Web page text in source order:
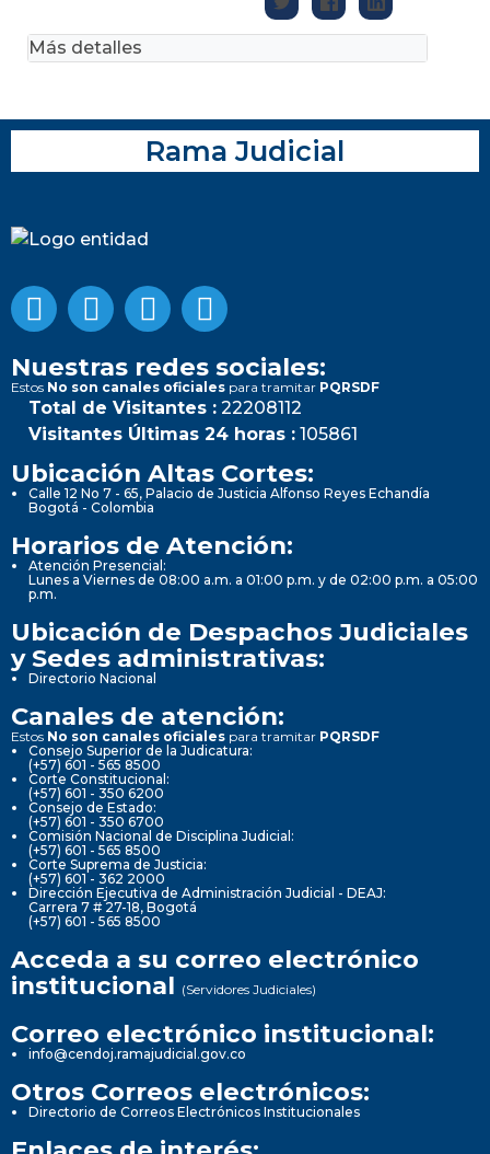
Más detalles
Rama Judicial
Nuestras redes sociales:
Estos No son canales oficiales para tramitar PQRSDF
Total de Visitantes : 22208112
Visitantes Últimas 24 horas : 105861
Ubicación Altas Cortes:
Calle 12 No 7 - 65, Palacio de Justicia Alfonso Reyes Echandía
Bogotá - Colombia
Horarios de Atención:
Atención Presencial:
Lunes a Viernes de 08:00 a.m. a 01:00 p.m. y de 02:00 p.m. a 05:00
p.m.
Ubicación de Despachos Judiciales
y Sedes administrativas:
Directorio Nacional
Canales de atención:
Estos No son canales oficiales para tramitar PQRSDF
Consejo Superior de la Judicatura:
(+57) 601 - 565 8500
Corte Constitucional:
(+57) 601 - 350 6200
Consejo de Estado:
(+57) 601 - 350 6700
Comisión Nacional de Disciplina Judicial:
(+57) 601 - 565 8500
Corte Suprema de Justicia:
(+57) 601 - 362 2000
Dirección Ejecutiva de Administración Judicial - DEAJ:
Carrera 7 # 27-18, Bogotá
(+57) 601 - 565 8500
Acceda a su correo electrónico
institucional (Servidores Judiciales)
Correo electrónico institucional:
info@cendoj.ramajudicial.gov.co
Otros Correos electrónicos:
Directorio de Correos Electrónicos Institucionales